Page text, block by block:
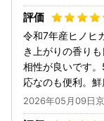
令和7年産ヒノヒ
き上がりの香り
相性が良いです
応なのも便利。
2026年05月09日